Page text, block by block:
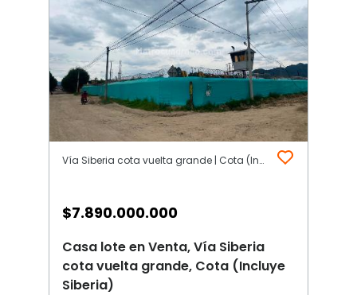
Vía Siberia cota vuelta grande | Cota (Incluye Siberia)
$7.890.000.000
Casa lote en Venta, Vía Siberia
cota vuelta grande, Cota (Incluye
Siberia)